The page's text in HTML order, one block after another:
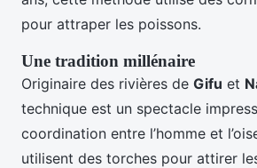
pour attraper les poissons.
Une tradition millénaire
Originaire des rivières de Gifu et
technique est un spectacle
coordination entre l’homme et
utilisent des torches pour attirer